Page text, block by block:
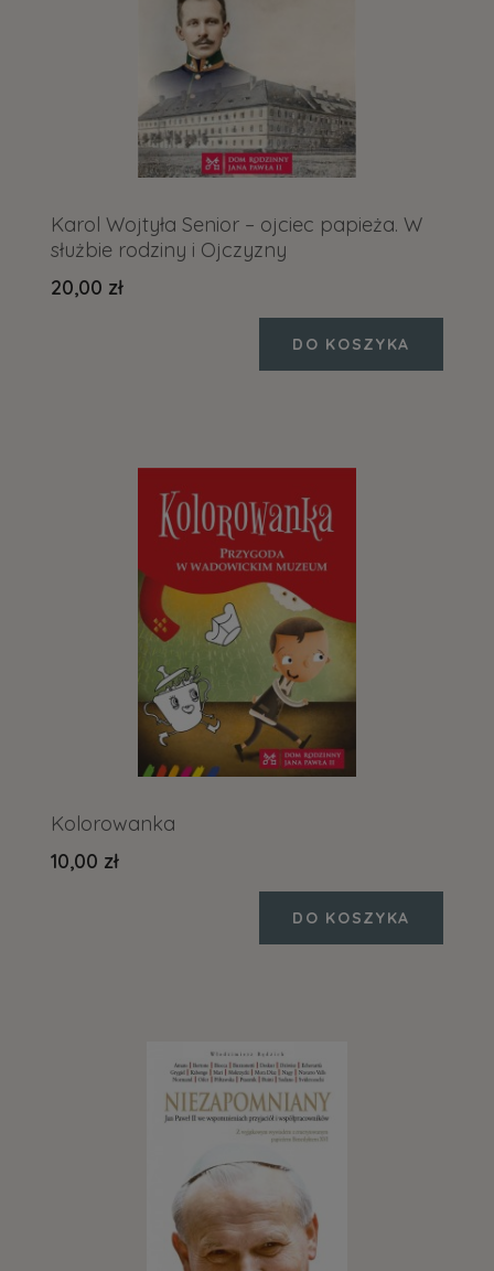
Karol Wojtyła Senior – ojciec papieża. W
służbie rodziny i Ojczyzny
20,00 zł
DO KOSZYKA
Kolorowanka
10,00 zł
DO KOSZYKA